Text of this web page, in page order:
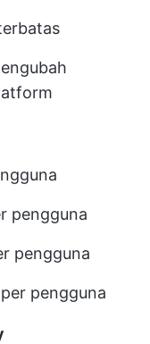
pengguna
pengguna
pengguna